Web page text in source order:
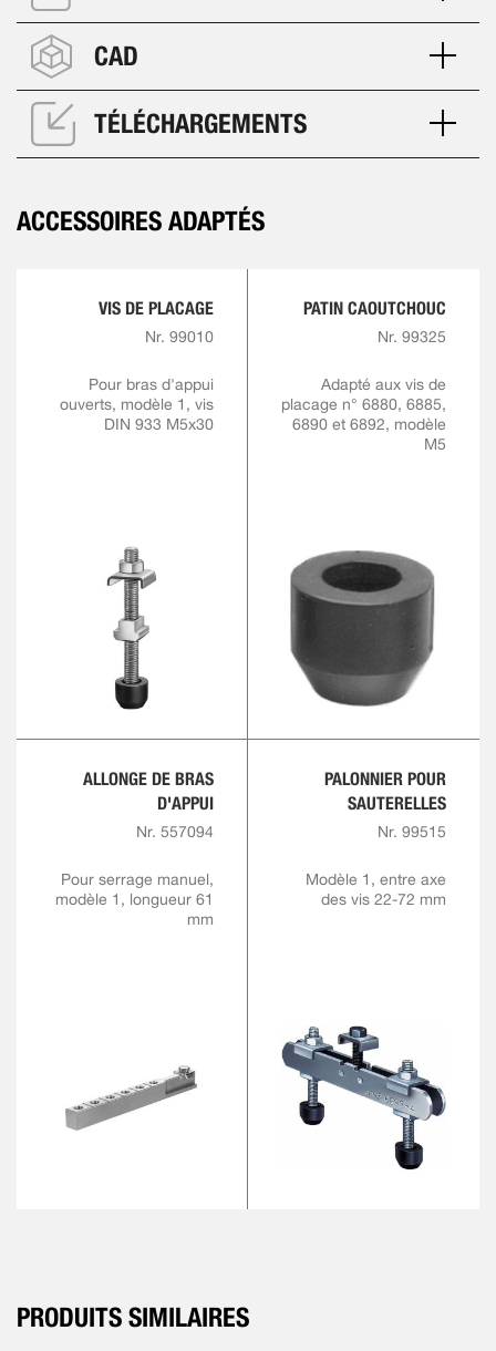
CAD
TÉLÉCHARGEMENTS
ACCESSOIRES ADAPTÉS
VIS DE PLACAGE
Nr. 99010
Pour bras d'appui
ouverts, modèle 1, vis
DIN 933 M5x30
PATIN CAOUTCHOUC
Nr. 99325
Adapté aux vis de
placage n° 6880, 6885,
6890 et 6892, modèle
M5
ALLONGE DE BRAS
D'APPUI
Nr. 557094
Pour serrage manuel,
modèle 1, longueur 61
mm
PALONNIER POUR
SAUTERELLES
Nr. 99515
Modèle 1, entre axe
des vis 22-72 mm
PRODUITS SIMILAIRES